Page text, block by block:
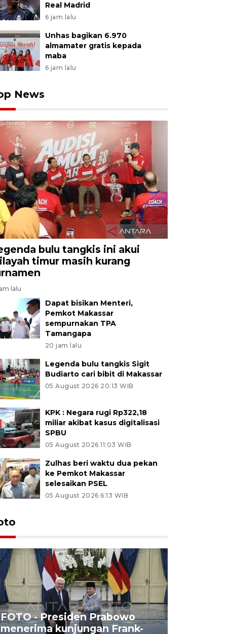
Real Madrid
6 jam lalu
Unhas bagikan 6.970
almamater gratis kepada
maba
6 jam lalu
News
bulu tangkis ini akui
timur masih kurang
lalu
Dapat bisikan Menteri,
Pemkot Makassar
sempurnakan TPA
Tamangapa
20 jam lalu
Legenda bulu tangkis Sigit
Budiarto cari bibit di Makassar
05 August 2026 20:13 WIB
KPK : Negara rugi Rp322,18
miliar akibat kasus digitalisasi
SPBU
05 August 2026 11:03 WIB
Zulhas beri waktu dua pekan
ke Pemkot Makassar
selesaikan PSEL
05 August 2026 6:13 WIB
FOTO - Presiden Prabowo
menerima kunjungan Frank-